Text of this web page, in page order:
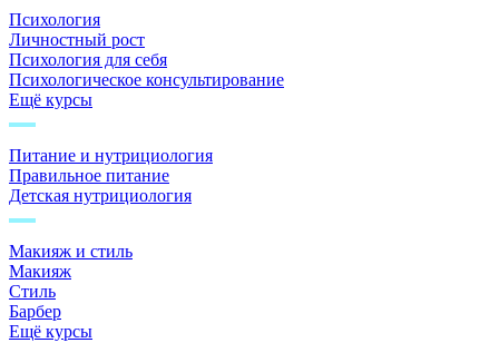
Психология
Личностный рост
Психология для себя
Психологическое консультирование
Ещё курсы
Питание и нутрициология
Правильное питание
Детская нутрициология
Макияж и стиль
Макияж
Стиль
Барбер
Ещё курсы